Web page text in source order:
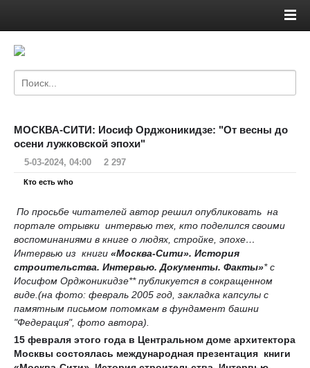
МОСКВА-СИТИ: Иосиф Орджоникидзе: "От весны до
осени лужковской эпохи"
5-03-2024, 04:00 2 297
Кто есть who
По просьбе читателей автор решил опубликовать на
портале отрывки интервью тех, кто поделился своими
воспоминаниями в книге о людях, стройке, эпохе…
Интервью из книги «Москва-Сити». История
строительства. Интервью. Документы. Факты»* с
Иосифом Орджоникидзе** публикуется в сокращенном
виде.(на фото: февраль 2005 год, закладка капсулы с
памятным письмом потомкам в фундамент башни
"Федерация", фото автора).
15 февраля этого года в Центральном доме архитектора
Москвы состоялась международная презентация книги